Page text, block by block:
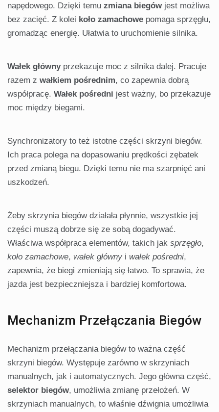
napędowego. Dzięki temu zmiana biegów jest możliwa
bez zacięć. Z kolei koło zamachowe pomaga sprzęgłu,
gromadząc energię. Ułatwia to uruchomienie silnika.
Wałek głównyprzekazuje moc z silnika dalej. Pracuje
razem z wałkiem pośrednim, co zapewnia dobrą
współpracę. Wałek pośredni jest ważny, bo przekazuje
moc między biegami.
Synchronizatory to też istotne części skrzyni biegów.
Ich praca polega na dopasowaniu prędkości zębatek
przed zmianą biegu. Dzięki temu nie ma szarpnięć ani
uszkodzeń.
Żeby skrzynia biegów działała płynnie, wszystkie jej
części muszą dobrze się ze sobą dogadywać.
Właściwa współpraca elementów, takich jak sprzęgło,
koło zamachowe, wałek główny i wałek pośredni,
zapewnia, że biegi zmieniają się łatwo. To sprawia, że
jazda jest bezpieczniejsza i bardziej komfortowa.
Mechanizm Przełączania Biegów
Mechanizm przełączania biegów to ważna część
skrzyni biegów. Występuje zarówno w skrzyniach
manualnych, jak i automatycznych. Jego główna część,
selektor biegów, umożliwia zmianę przełożeń. W
skrzyniach manualnych, to właśnie dźwignia umożliwia